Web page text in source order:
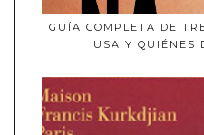
GUÍA COMPLETA DE
USA Y QUIÉNES